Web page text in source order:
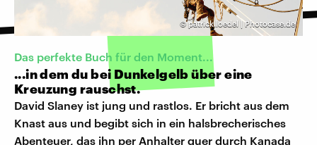
©patrick.loedel | Photocase.de
Das perfekte Buch für den Moment...
...in dem du bei Dunkelgelb über eine
Kreuzung rauschst.
David Slaney ist jung und rastlos. Er bricht aus dem
Knast aus und begibt sich in ein halsbrecherisches
Abenteuer, das ihn per Anhalter quer durch Kanada